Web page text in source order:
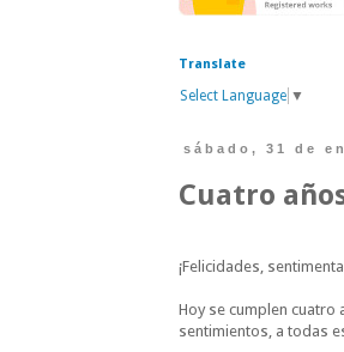
Translate
Select Language ▼
sábado, 31 de
Cuatro
¡Felicidades,
Hoy se cumplen
sentimientos, a todas